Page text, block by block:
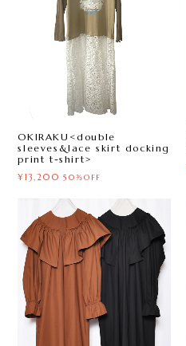
OKIRAKU<double
sleeves&lace skirt docking
print t-shirt>
¥13,200 50%OFF